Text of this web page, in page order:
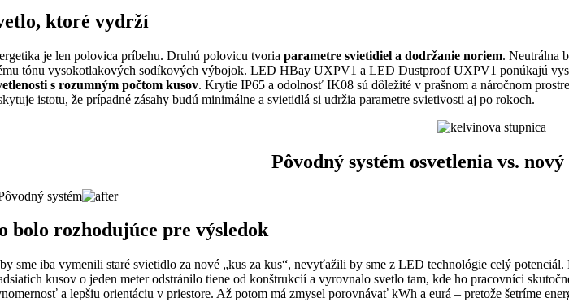
ktoré vydrží
je len polovica príbehu. Druhú polovicu tvoriaparametre svietidiel a dodržanie noriem. Neutrálna
tónu vysokotlakových sodíkových výbojok. LED HBay UXPV1 a LED Dustproof UXPV1 ponúkajú
s rozumným počtom kusov. Krytie IP65 a odolnosť IK08 sú dôležité v prašnom a náročnom
istotu, že prípadné zásahy budú minimálne a svietidlá si udržia parametre svietivosti aj po rokoch.
Pôvodný systém osvetlenia vs.
bolo rozhodujúce pre výsledok
sme iba vymenili staré svietidlo za nové „kus za kus“, nevyťažili by sme z LED technológie celý
kusov o jeden meter odstránilo tiene od konštrukcií a vyrovnalo svetlo tam, kde ho pracovníci
a lepšiu orientáciu v priestore. Až potom má zmysel porovnávať kWh a eurá – pretože šetríme